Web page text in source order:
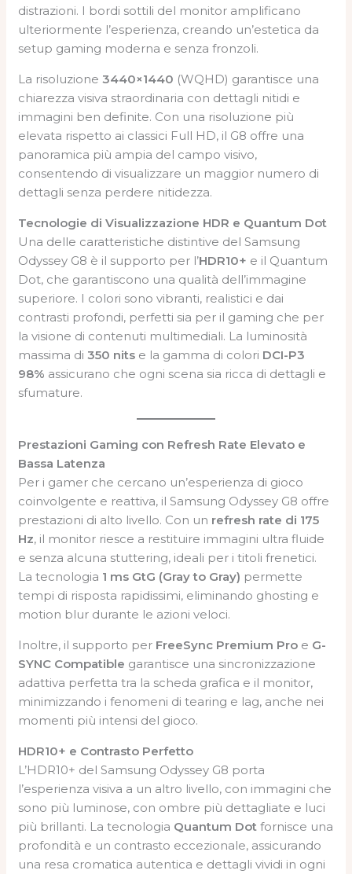
distrazioni. I bordi sottili del monitor amplificano
ulteriormente l’esperienza, creando un’estetica da
setup gaming moderna e senza fronzoli.
La risoluzione3440×1440 (WQHD) garantisce una
chiarezza visiva straordinaria con dettagli nitidi e
immagini ben definite. Con una risoluzione più
elevata rispetto ai classici Full HD, il G8 offre una
panoramica più ampia del campo visivo,
consentendo di visualizzare un maggior numero di
dettagli senza perdere nitidezza.
Tecnologie di Visualizzazione HDR e Quantum Dot
Una delle caratteristiche distintive del Samsung
Odyssey G8 è il supporto per l’HDR10+ e il Quantum
Dot, che garantiscono una qualità dell’immagine
superiore. I colori sono vibranti, realistici e dai
contrasti profondi, perfetti sia per il gaming che per
la visione di contenuti multimediali. La luminosità
massima di350 nits e la gamma di colori DCI-P3
98% assicurano che ogni scena sia ricca di dettagli e
sfumature.
Prestazioni Gaming con Refresh Rate Elevato e
Bassa Latenza
Per i gamer che cercano un’esperienza di gioco
coinvolgente e reattiva, il Samsung Odyssey G8 offre
prestazioni di alto livello. Con un refresh rate di 175
Hz, il monitor riesce a restituire immagini ultra fluide
e senza alcuna stuttering, ideali per i titoli frenetici.
La tecnologia 1 ms GtG (Gray to Gray) permette
tempi di risposta rapidissimi, eliminando ghosting e
motion blur durante le azioni veloci.
Inoltre, il supporto per FreeSync Premium Pro e G-
SYNC Compatible garantisce una sincronizzazione
adattiva perfetta tra la scheda grafica e il monitor,
minimizzando i fenomeni di tearing e lag, anche nei
momenti più intensi del gioco.
HDR10+ e Contrasto Perfetto
L’HDR10+ del Samsung Odyssey G8 porta
l’esperienza visiva a un altro livello, con immagini che
sono più luminose, con ombre più dettagliate e luci
più brillanti. La tecnologia Quantum Dot fornisce una
profondità e un contrasto eccezionale, assicurando
una resa cromatica autentica e dettagli vividi in ogni